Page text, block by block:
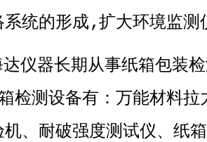
统的形成‚扩大环境监
仪器长期从事纸箱包装
检测设备有：万能材料
、耐破强度测试仪、纸